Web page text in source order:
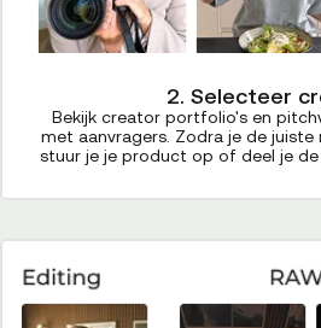
2. Selecteer
Bekijk creator portfolio's en
met aanvragers. Zodra je de
stuur je je product op of deel je